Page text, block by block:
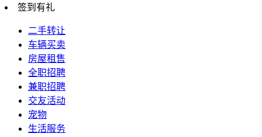
签到有礼
二手转让
车辆买卖
房屋租售
全职招聘
兼职招聘
交友活动
宠物
生活服务